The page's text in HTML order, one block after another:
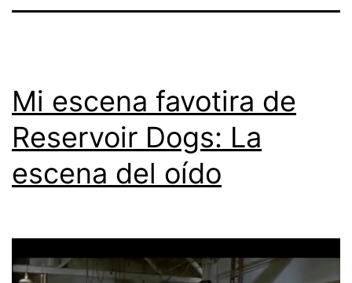
Mi escena favotira de
Reservoir Dogs: La
escena del oído